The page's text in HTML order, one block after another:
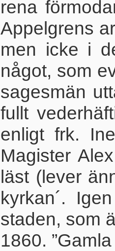
rena
Appelgrens
men icke i
något, som
sagesmän
fullt
enligt frk.
Magister
läst (lever
kyrkan´.
staden, som
1860.